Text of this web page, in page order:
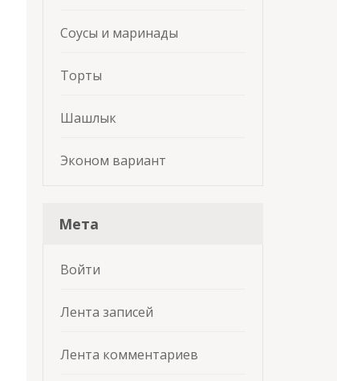
Соусы и маринады
Торты
Шашлык
Эконом вариант
Мета
Войти
Лента записей
Лента комментариев